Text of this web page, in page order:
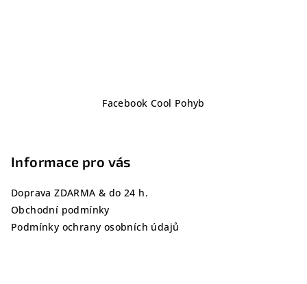
Facebook Cool Pohyb
Informace pro vás
Doprava ZDARMA & do 24 h.
Obchodní podmínky
Podmínky ochrany osobních údajů